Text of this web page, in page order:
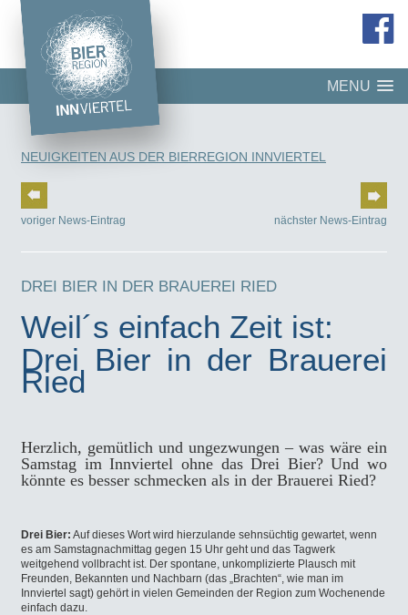
MENU
NEUIGKEITEN AUS DER BIERREGION INNVIERTEL
voriger News-Eintrag nächster News-Eintrag
DREI BIER IN DER BRAUEREI RIED
Weil´s einfach Zeit ist:
Drei Bier in der Brauerei
Ried
Herzlich, gemütlich und ungezwungen – was wäre ein
Samstag im Innviertel ohne das Drei Bier? Und wo
könnte es besser schmecken als in der Brauerei Ried?
Drei Bier: Auf dieses Wort wird hierzulande sehnsüchtig gewartet, wenn
es am Samstagnachmittag gegen 15 Uhr geht und das Tagwerk
weitgehend vollbracht ist. Der spontane, unkomplizierte Plausch mit
Freunden, Bekannten und Nachbarn (das „Brachten“, wie man im
Innviertel sagt) gehört in vielen Gemeinden der Region zum Wochenende
einfach dazu.